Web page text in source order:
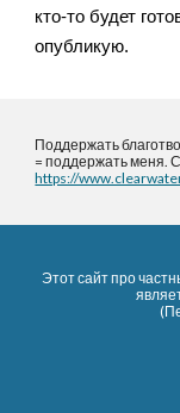
кто-то будет
опубликую.
Поддержать
= поддержать меня.
https://
Этот сайт про